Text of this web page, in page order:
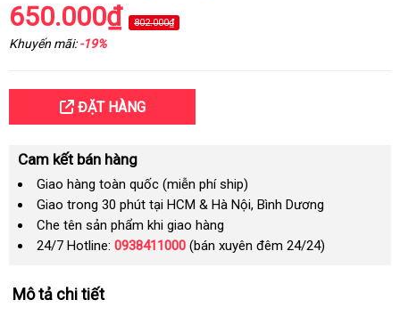
650.000₫ 802.000₫
Khuyến mãi:-19%
ĐẶT HÀNG
Cam kết bán hàng
Giao hàng toàn quốc (miễn phí ship)
Giao trong 30 phút tại HCM & Hà Nội, Bình Dương
Che tên sản phẩm khi giao hàng
24/7 Hotline: 0938411000 (bán xuyên đêm 24/24)
Mô tả chi tiết